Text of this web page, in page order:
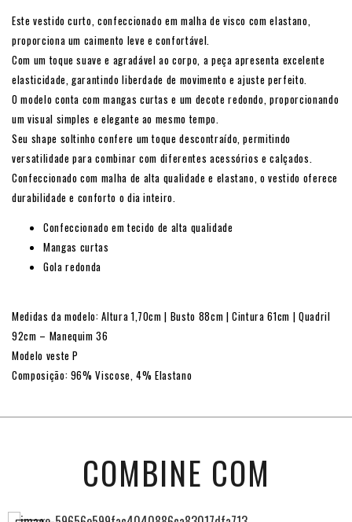
Este vestido curto, confeccionado em malha de visco com elastano,
proporciona um caimento leve e confortável.
Com um toque suave e agradável ao corpo, a peça apresenta excelente
elasticidade, garantindo liberdade de movimento e ajuste perfeito.
O modelo conta com mangas curtas e um decote redondo, proporcionando
um visual simples e elegante ao mesmo tempo.
Seu shape soltinho confere um toque descontraído, permitindo
versatilidade para combinar com diferentes acessórios e calçados.
Confeccionado com malha de alta qualidade e elastano, o vestido oferece
durabilidade e conforto o dia inteiro.
Confeccionado em tecido de alta qualidade
Mangas curtas
Gola redonda
Medidas da modelo: Altura 1,70cm | Busto 88cm | Cintura 61cm | Quadril
92cm – Manequim 36
Modelo veste P
Composição: 96% Viscose, 4% Elastano
COMBINE COM